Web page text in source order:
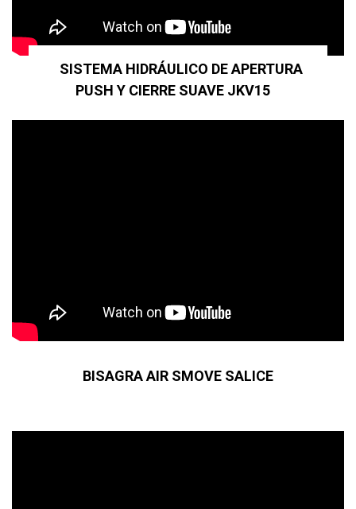
SISTEMA HIDRÁULICO DE APERTURA
PUSH Y CIERRE SUAVE JKV15
BISAGRA AIR SMOVE SALICE